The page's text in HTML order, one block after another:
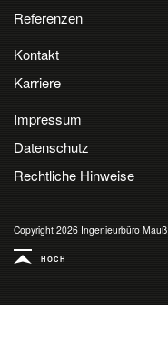
Referenzen
Kontakt
Karriere
Impressum
Datenschutz
Rechtliche Hinweise
Copyright 2026 Ingenieurbüro Mauß
HOCH